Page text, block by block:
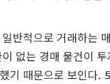
반적으로 거래하는
없는 경매 물건이
기 때문으로 보인다.